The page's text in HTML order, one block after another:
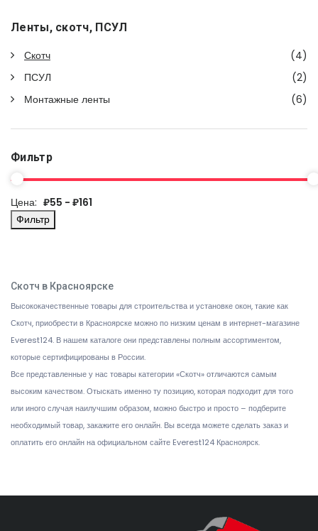
Ленты, скотч, ПСУЛ
Скотч
(4)
ПСУЛ
(2)
Монтажные ленты
(6)
Фильтр
Цена: ₽55 - ₽161
Фильтр
Скотч в Красноярске
Высококачественные товары для строительства и установке окон, такие как
Скотч, приобрести в Красноярске можно по низким ценам в интернет-магазине
Everest124. В нашем каталоге они представлены полным ассортиментом,
которые сертифицированы в России.
Все представленные у нас товары категории «Скотч» отличаются самым
высоким качеством. Отыскать именно ту позицию, которая подходит для того
или иного случая наилучшим образом, можно быстро и просто – подберите
необходимый товар, закажите его онлайн. Вы всегда можете сделать заказ и
оплатить его онлайн на официальном сайте Everest124 Красноярск.